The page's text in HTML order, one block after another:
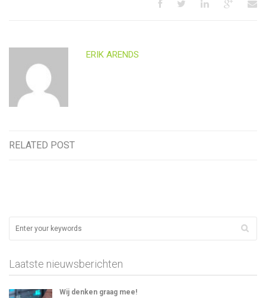
ERIK ARENDS
RELATED POST
Laatste nieuwsberichten
Wij denken graag mee!